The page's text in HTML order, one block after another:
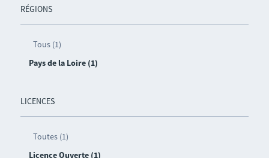
RÉGIONS
Tous (1)
Pays de la Loire (1)
LICENCES
Toutes (1)
Licence Ouverte (1)